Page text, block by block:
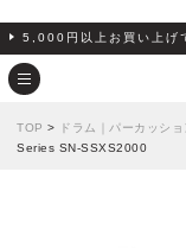
5,000円以上お買い上げ
TOP > ドラム｜パーカッショ
Series SN-SSXS2000